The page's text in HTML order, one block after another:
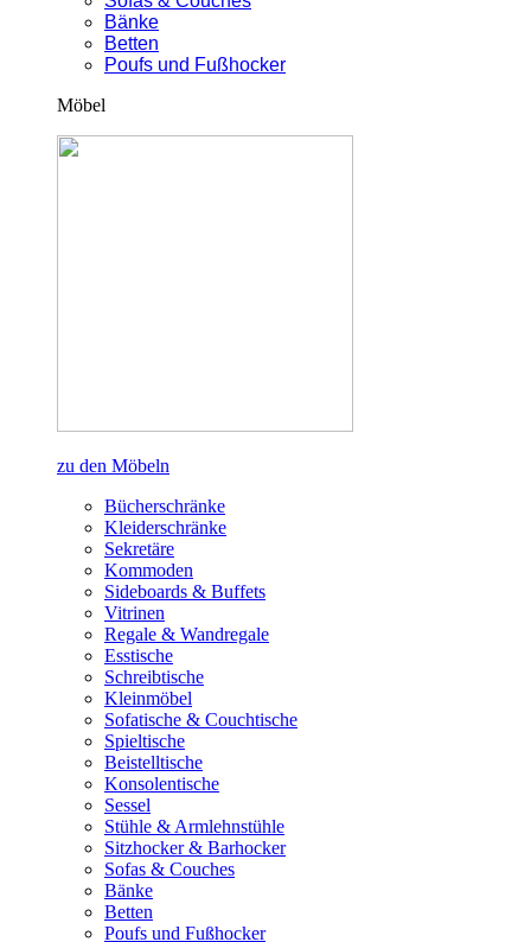
Bänke
Betten
Poufs und Fußhocker
Möbel
zu den Möbeln
Bücherschränke
Kleiderschränke
Sekretäre
Kommoden
Sideboards & Buffets
Vitrinen
Regale & Wandregale
Esstische
Schreibtische
Kleinmöbel
Sofatische & Couchtische
Spieltische
Beistelltische
Konsolentische
Sessel
Stühle & Armlehnstühle
Sitzhocker & Barhocker
Sofas & Couches
Bänke
Betten
Poufs und Fußhocker